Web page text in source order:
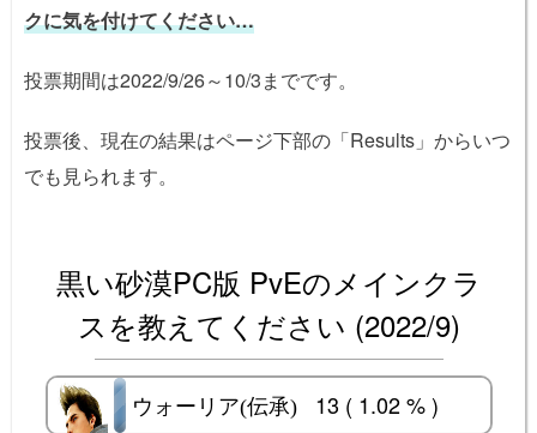
クに気を付けてください…
投票期間は2022/9/26～10/3までです。
投票後、現在の結果はページ下部の「Results」からいつ
でも見られます。
黒い砂漠PC版 PvEのメインクラ
スを教えてください (2022/9)
ウォーリア(伝承)
ウォーリア(伝承) 13 ( 1.02 % )